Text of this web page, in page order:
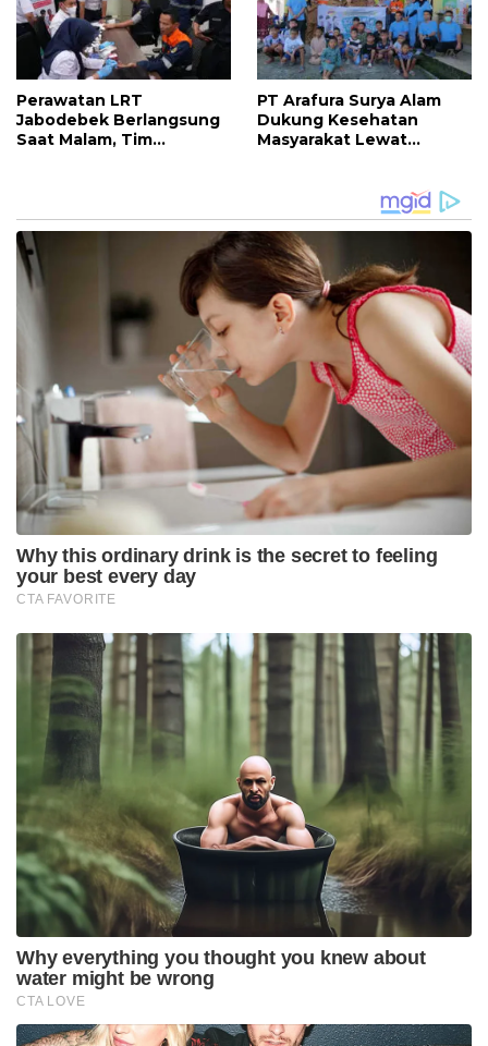
Perawatan LRT
Jabodebek Berlangsung
Saat Malam, Tim
PT Arafura Surya Alam
Dukung Kesehatan
Masyarakat Lewat